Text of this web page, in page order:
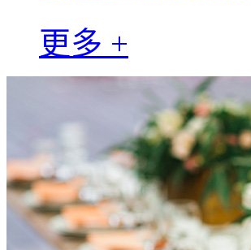
更多 +